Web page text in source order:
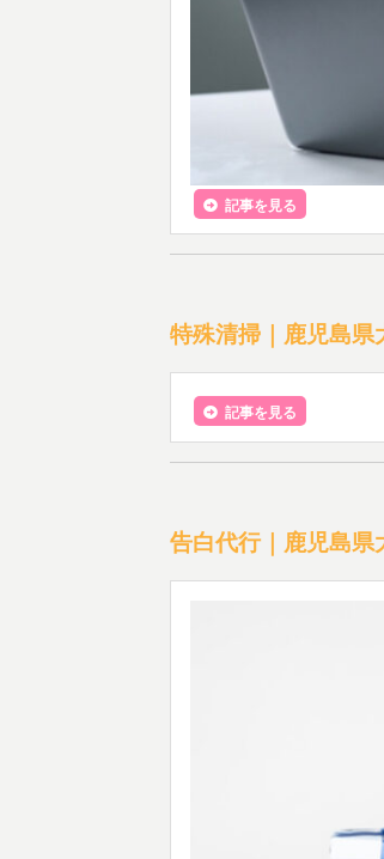
記事を見る
特殊清掃｜鹿児島
記事を見る
告白代行｜鹿児島